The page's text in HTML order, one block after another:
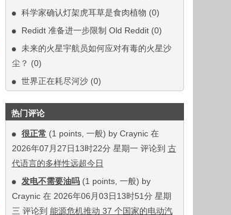
科学家确认灯架虎耳草是食肉植物 (0)
Redidt 准备进一步限制 Old Reddit (0)
未来的火星宇航员如何应对有毒的火星沙
尘？ (0)
世界正在耗尽河沙 (0)
热门评论
很正常 (1 points, 一般) by Craynic 在
2026年07月27日13时22分 星期一 评论到 古
代语言的多样性远超今日
发电不需要油吗 (1 points, 一般) by
Craynic 在 2026年06月03日13时51分 星期
三 评论到 能源危机推动 37 个国家的电动汽